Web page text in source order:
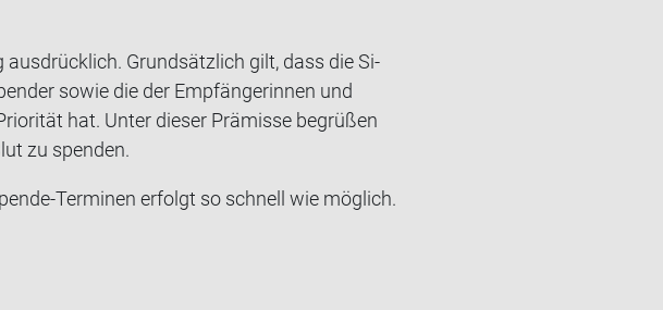
aus­drück­lich. Grund­sätz­lich gilt, dass die Si­
sowie die der Emp­fän­ge­rin­nen und
hat. Unter die­ser Prä­mis­se be­grü­ßen
zu spen­den.
​Terminen er­folgt so schnell wie mög­lich.